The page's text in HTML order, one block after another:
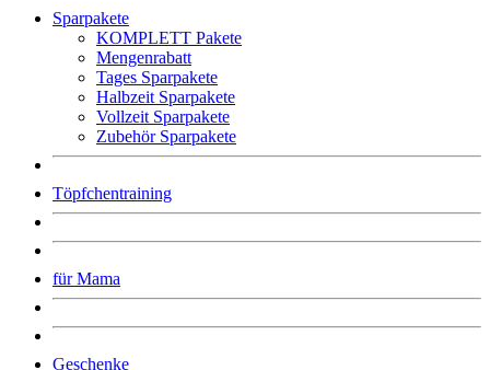
Sparpakete
KOMPLETT Pakete
Mengenrabatt
Tages Sparpakete
Halbzeit Sparpakete
Vollzeit Sparpakete
Zubehör Sparpakete
Töpfchentraining
für Mama
Geschenke